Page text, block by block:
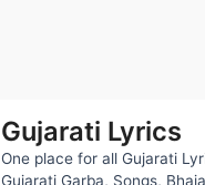
Gujarati Lyrics
One place for all Gujarati
Gujarati Garba, Songs,